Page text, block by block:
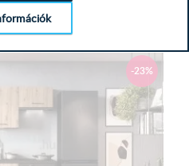
állnak, melyek maximum 1
összeépítés után
Ft
-23%